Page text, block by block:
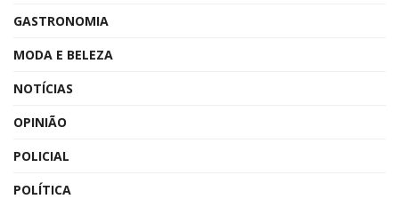
GASTRONOMIA
MODA E BELEZA
NOTÍCIAS
OPINIÃO
POLICIAL
POLÍTICA